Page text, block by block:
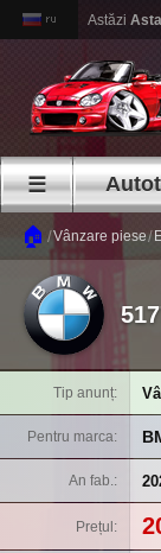
Astăzi
☰
🏠 /Vânzare piese/
Tip anunț
Pentru marca
An fab.
Prețul